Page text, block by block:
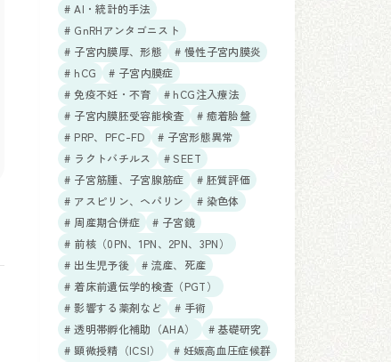
# AI・統計的手法
# GnRHアンタゴニスト
# 子宮内膜厚、形態
# 慢性子宮内膜炎
# hCG
# 子宮内膜症
# 免疫不妊・不育
# hCG注入療法
# 子宮内膜胚受容能検査
# 癒着胎盤
# PRP、PFC-FD
# 子宮形態異常
# ラクトバチルス
# SEET
# 子宮筋腫、子宮腺筋症
# 胚質評価
# アスピリン、ヘパリン
# 染色体
# 周産期合併症
# 子宮鏡
# 前核（0PN、1PN、2PN、3PN）
# 出生児予後
# 流産、死産
# 着床前遺伝学的検査（PGT）
# 影響する薬剤など
# 手術
# 透明帯孵化補助（AHA）
# 基礎研究
# 顕微授精（ICSI）
# 妊娠高血圧症候群